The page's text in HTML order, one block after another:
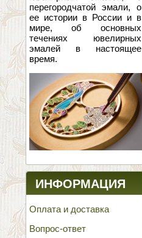
перегородчатой эмали, о
ее истории в России и в
мире, об основных
течениях ювелирных
эмалей в настоящее
время.
ИНФОРМАЦИЯ
Оплата и доставка
Вопрос-ответ